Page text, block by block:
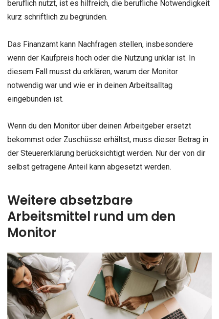
beruflich nutzt, ist es hilfreich, die berufliche Notwendigkeit
kurz schriftlich zu begründen.
Das Finanzamt kann Nachfragen stellen, insbesondere
wenn der Kaufpreis hoch oder die Nutzung unklar ist. In
diesem Fall musst du erklären, warum der Monitor
notwendig war und wie er in deinen Arbeitsalltag
eingebunden ist.
Wenn du den Monitor über deinen Arbeitgeber ersetzt
bekommst oder Zuschüsse erhältst, muss dieser Betrag in
der Steuererklärung berücksichtigt werden. Nur der von dir
selbst getragene Anteil kann abgesetzt werden.
Weitere absetzbare
Arbeitsmittel rund um den
Monitor